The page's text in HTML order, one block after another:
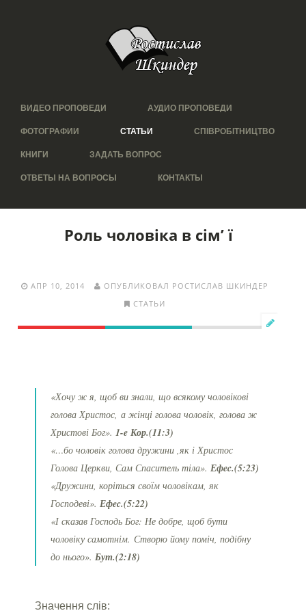
ВИДЕО ПРОПОВЕДИ АУДИО ПРОПОВЕДИ
ФОТОГРАФИИ СТАТЬИ СПІВРОБІТНИЦТВО
КНИГИ ЗАДАТЬ ВОПРОС
ОТВЕТЫ НА ВОПРОСЫ КОНТАКТЫ
Роль чоловіка в сім’ ї
АПР 10, 2014
ОПУБЛИКОВАЛ РОСТИСЛАВ ШКИНДЕР
СТАТЬИ
«Хочу ж я, щоб ви знали, що всякому чоловікові
голова Христос, а жінці голова чоловік, голова ж
Христові Бог». 1-e Кор.(11:3)
«…бо чоловік голова дружини ,як і Христос
Голова Церкви, Сам Спаситель тіла». Ефec.(5:23)
«Дружини, коріться своїм чоловікам, як
Господеві». Ефec.(5:22)
«І сказав Господь Бог: Не добре, щоб бути
чоловіку самотнім. Створю йому поміч, подібну
до нього». Бут.(2:18)
Значення слів: